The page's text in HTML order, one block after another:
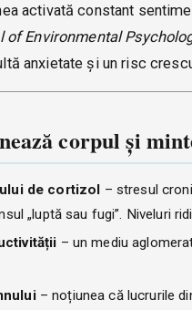
activată constant
of Environmental
anxietate și un risc
corpul și
de cortizol – stresul
„luptă sau fugi”. Niveluri
– un mediu
– noțiunea că lucrurile